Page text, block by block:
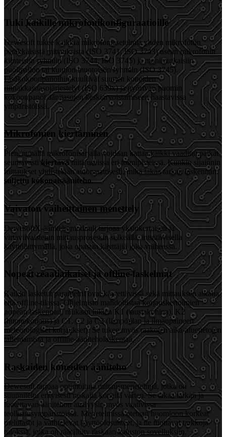
Tuki kaikille mikrofonikonfiguraatioille
Dewesoft tukee kaikkia mikrofoniasetelmia yhden mikrofonin
peräkkäisistä mittauksista (ISO 3741, ISO 3743) usean mikrofonin
kiinteisiin ryhmiin (ISO 3744, ISO 3745) ja monimutkaisiin
puolipallon tai kuution muotoisiin ryhmiin (ISO 3745).
Lisäkokoonpanoihin kuuluvat suurten koneiden
rinnakkaistasojärjestelyt (ISO 639x) ja pyörivän puomin
kokoonpanot äänitasojen keskiarvoistamiseen haastavissa
ympäristöissä.
Mikrofonien kiertäminen
Pienemmällä mikrofonisarjalla voidaan kattaa kaikki vaaditut paikat
seuraavastikiertäväniitä useissa eri toimipisteissä. Kunkin sijainnin
mittaukset yhdistetään automaattisesti, mikä takaa tarkan laskennan.
suljettu kokonaisääniteho.
Vaivaton vaiheittainen menettely
DewesoftX-äänitehomoduuli tarjoaa yksinkertaisen ja
virtaviivaistetun mittausprosessin selkeällä, intuitiivisella
käyttöliittymällä, joka opastaa käyttäjiä joka vaiheessa.
Nopeat reaaliaikaiset ja offline-laskelmat
Kaikki lasketut parametrit ovat käytettävissä sekä mittauksen aikana
että offline-tilassa. Ohjelmisto mahdollistaa korjauskertoimien
nopean laskennan, mukaan lukien K1 (taustakohina), K2
(huonekorjaus) ja C1, C2 ja C3 (lämpötilan ja ilmanpaineen
meteorologiset korjaukset). Se tukee myös raakojen aika-aluetietojen
tallentamista ja offline-ääniteholaskentaa.
Raskaiden koneiden ääniteho
Dewesoft tarjoaa optimoituja mittausmenetelmiä, jotka on
suunniteltu erityisesti raskaita koneita varten. Se takaa tarkan ja
luotettavan äänitehon analyysin myös vaativissa
teollisuusympäristöissä. Menetelmissä otetaan huomioon korkeat
melutasot ja vaihtelevat käyttöolosuhteet, ja ne tuottavat tarkkoja
tuloksia, jotka on räätälöity raskaan kaluston sovelluksiin.